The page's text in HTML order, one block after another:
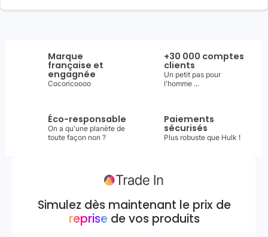
Marque
française et
engagnée
Cocoricoooo
+30 000 comptes
clients
Un petit pas pour
l'homme ...
Éco-responsable
On a qu'une planète de
toute façon non ?
Paiements
sécurisés
Plus robuste que Hulk !
Simulez dès maintenant le prix de
reprisede vos produits